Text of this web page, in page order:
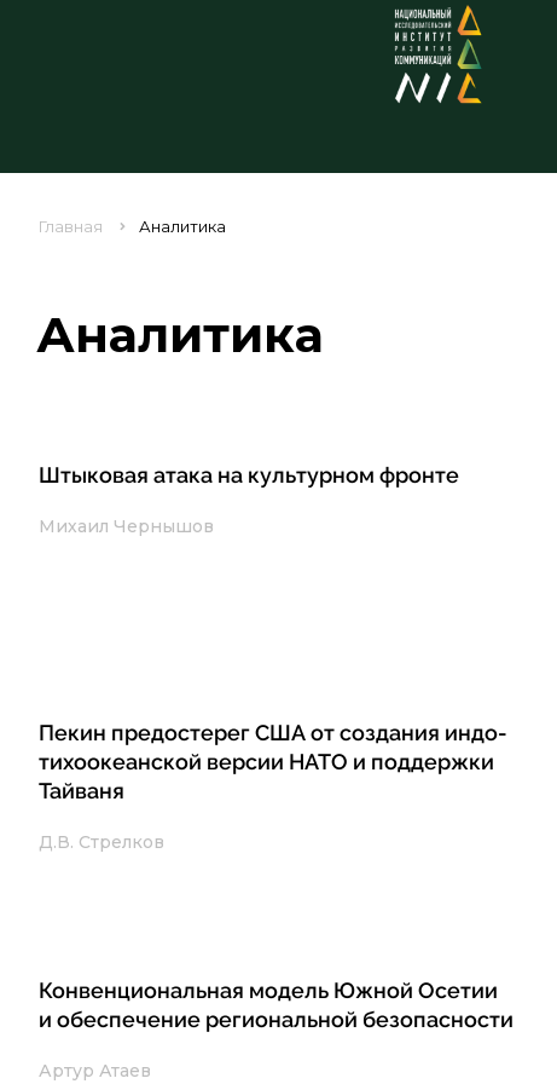
Главная Аналитика
Аналитика
Штыковая атака на культурном фронте
Михаил Чернышов
Пекин предостерег США от создания индо-
тихоокеанской версии НАТО и поддержки
Тайваня
Д.В. Стрелков
Конвенциональная модель Южной Осетии
и обеспечение региональной безопасности
Артур Атаев